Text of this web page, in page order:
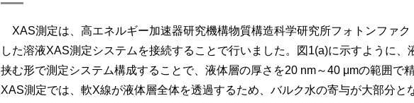
XAS測定は、高エネルギー加速器研究機構物質構造科学研究所フォトンファ
した溶液XAS測定システムを接続することで行いました。図1(a)に示すように、
挟む形で測定システム構成することで、液体層の厚さを20 nm～40 μmの範囲で
XAS測定では、軟X線が液体層全体を透過するため、バルク水の寄与が大部分